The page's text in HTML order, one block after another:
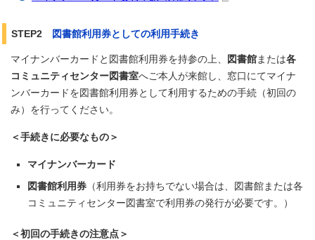
STEP2 図書館利用券としての利用手続き
マイナンバーカードと図書館利用券を持参の上、 図書館または各
コミュニティセンター図書室へご本人が来館し、窓口にてマイナ
ンバーカードを図書館利用券として利用するための手続（初回の
み）を行ってください。
＜手続きに必要なもの＞
マイナンバーカード
図書館利用券 （利用券をお持ちでない場合は、図書館または各
コミュニティセンター図書室で利用券の発行が必要です。）
＜初回の手続きの注意点＞